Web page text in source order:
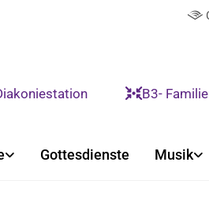

B3-
Gottesdienste Musik